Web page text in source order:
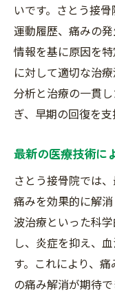
いです。さとう接
運動履歴、痛みの
情報を基に原因を
に対して適切な治
分析と治療の一貫
ぎ、早期の回復を支
最新の医療技術に
さとう接骨院では
痛みを効果的に解
波治療といった科
し、炎症を抑え、
す。これにより、
の痛み解消が期待